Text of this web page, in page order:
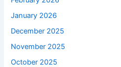
January 2026
December 2025
November 2025
October 2025